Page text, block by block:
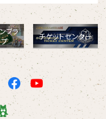
ブラ
プ
チケットセンター